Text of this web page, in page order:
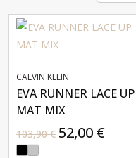
CALVIN KLEIN
EVA RUNNER LACE UP
MAT MIX
103,90 € 52,00 €